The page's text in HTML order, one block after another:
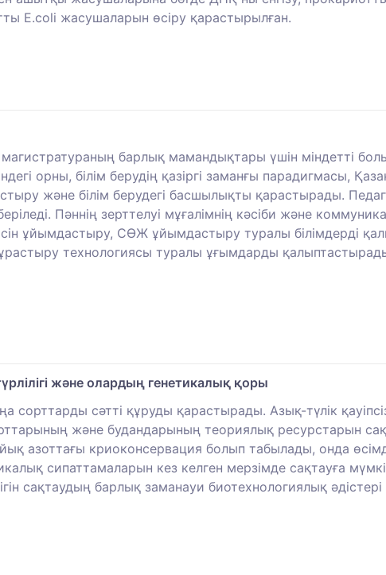
E.coli жасушаларын өсіру қарастырылған.
барлық мамандықтары үшін міндетті
орны, білім берудің қазіргі заманғы парадигмасы,
және білім берудегі басшылықты қарастырады.
Пәннің зерттелуі мұғалімнің кәсіби және
ұйымдастыру, СӨЖ ұйымдастыру туралы білімдерді
технологиясы туралы ұғымдарды
және олардың генетикалық қоры
сорттарды сәтті құруды қарастырады. Азық-түлік
және будандарының теориялық ресурстарын
азоттағы криоконсервация болып табылады, онда
сипаттамаларын кез келген мерзімде сақтауға
сақтаудың барлық заманауи биотехнологиялық